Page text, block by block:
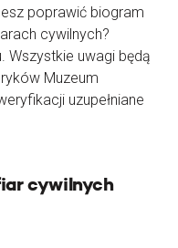
poprawić biogram
cywilnych?
Wszystkie uwagi będą
Muzeum
uzupełniane
cywilnych